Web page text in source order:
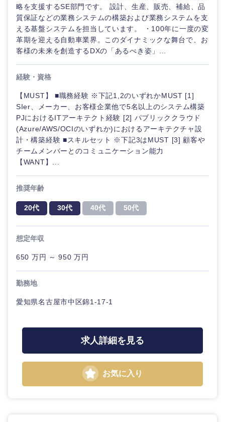
略を支援するSE部門です。 設計、生産、販売、補給、品
質保証などの業務システムの構築および業務システムを支
える基盤システムを担当しています。 ・100年に一度の変
革期を迎える自動車業界。このダイナミックな舞台で、お
客様の未来を創造するDXの「あるべき姿」...
経験・資格
【MUST】 ■職務経験 ※下記1,2のいずれかMUST [1]
SIer、メーカー、お客様企業他で5名以上のシステム構築
PJにおけるITアーキテクト経験 [2] パブリッククラウド
(Azure/AWS/OCIのいずれか)におけるアーキテクチャ設
計・構築経験 ■スキルセット ※下記3はMUST [3] 顧客や
チームメンバーとのコミュニケーション能力
【WANT】...
推奨年齢
20代 30代 40代 50代
想定年収
650 万円 ～ 950 万円
勤務地
愛知県名古屋市中区錦1-17-1
求人詳細を見る
お気に入り